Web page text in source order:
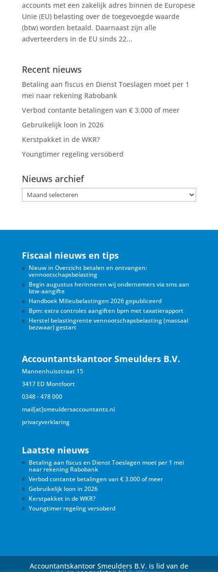
accounts met een zakelijk adres binnen de Europese
Unie (EU) belasting over de toegevoegde waarde
(btw) worden betaald. Daarnaast zijn alle
adverteerders in de EU sinds 22...
Recent nieuws
Betaling aan fiscus en Dienst Toeslagen moet per 1
mei naar rekening Rabobank
Verbod contante betalingen van € 3.000 of meer
Gebruikelijk loon in 2026
Kerstpakket in de WKR?
Youngtimer regeling versoberd
Nieuws archief
Nieuws
archief
Fiscaal nieuws en tips
Nieuw in Overzicht betalen en ontvangen:
vennootschapsbelasting
Begin augustus herinneren wij ondernemers via sms aan
btw-aangifte
Handboek Milieubelastingen 2026 gepubliceerd
Bpm: extra controles aangiften bpm met taxatierapport
Herstel belastingrente vennootschapsbelasting (massaal
bezwaar) gestart
Accountantskantoor Smeulders B.V.
Mannenhuisstraat 15
3417 ED Montfoort
0348 - 478 000
mail[at]smeuldersaccountants.nl
privacyverklaring
Laatste nieuws
Betaling aan fiscus en Dienst Toeslagen moet per 1 mei
naar rekening Rabobank
Verbod contante betalingen van € 3.000 of meer
Gebruikelijk loon in 2026
Kerstpakket in de WKR?
Youngtimer regeling versoberd
Accountantskantoor Smeulders B.V. is lid van de